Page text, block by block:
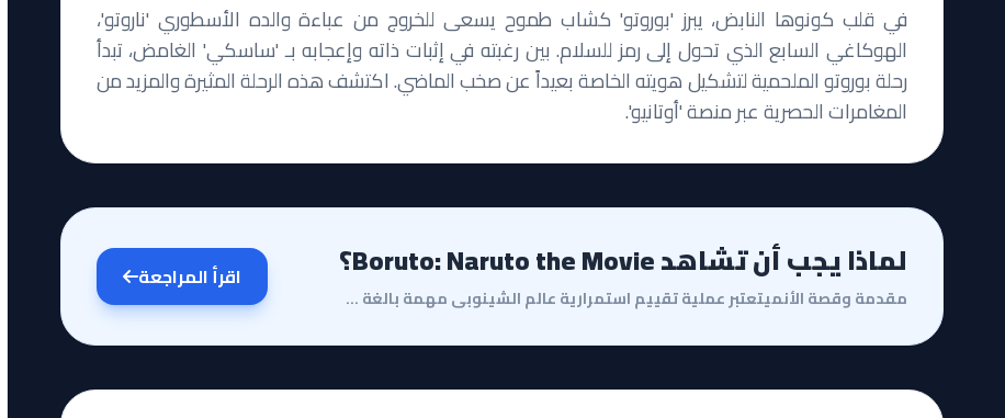
في قلب كونوها النابض، يبرز 'بوروتو' كشاب طموح يسعى للخروج من عباءة والده الأسطوري 'ناروتو'،
الهوكاغي السابع الذي تحول إلى رمز للسلام. بين رغبته في إثبات ذاته وإعجابه بـ 'ساسكي' الغامض، تبدأ
رحلة بوروتو الملحمية لتشكيل هويته الخاصة بعيداً عن صخب الماضي. اكتشف هذه الرحلة المثيرة والمزيد من
المغامرات الحصرية عبر منصة 'أوتانيو'.
لماذا يجب أن تشاهد Boruto: Naruto the Movie؟
مقدمة وقصة الأنميتعتبر عملية تقييم استمرارية عالم الشينوبي مهمة بالغة الحساسية، خاصة عندما يتعلق الأ...
اقرأ المراجعة